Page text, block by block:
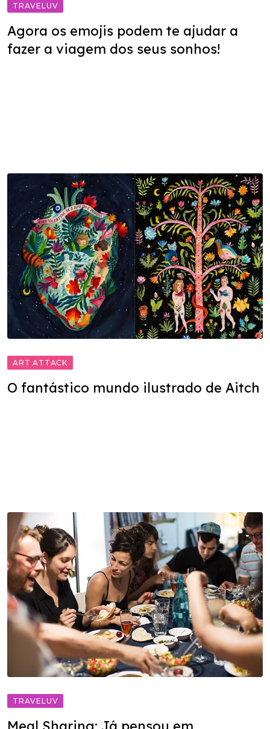
TRAVELUV
Agora os emojis podem te ajudar a
fazer a viagem dos seus sonhos!
ART ATTACK
O fantástico mundo ilustrado de Aitch
TRAVELUV